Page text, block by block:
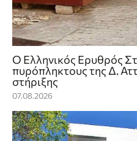
Ο Ελληνικός Ερυθρός
πυρόπληκτους της Δ.
στήριξης
07.08.2026